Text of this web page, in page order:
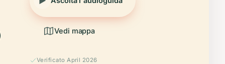
Vedi mappa
Verificato April 2026